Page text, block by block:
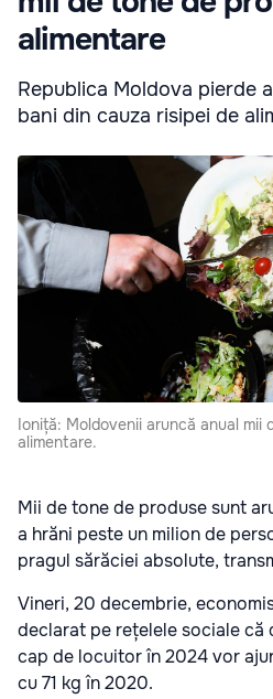
alimentare
Republica Moldova pierde
bani din cauza risipei de
Ioniță: Moldovenii aruncă anual mii
alimentare.
Mii de tone de produse sunt
a hrăni peste un milion de
pragul sărăciei absolute,
Vineri, 20 decembrie,
declarat pe rețelele sociale că
cap de locuitor în 2024 vor
cu 71 kg în 2020.